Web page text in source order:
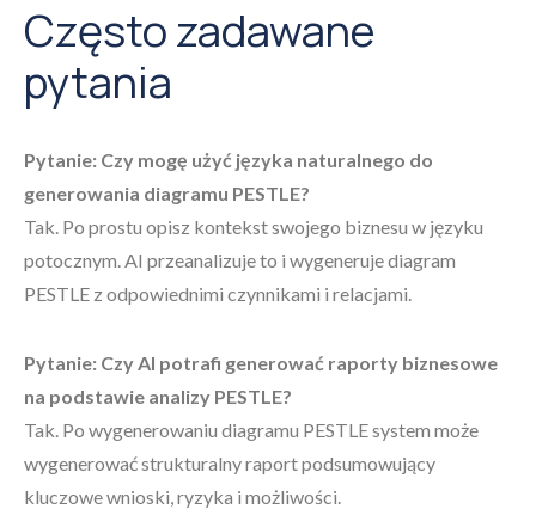
Często zadawane
pytania
Pytanie: Czy mogę użyć języka naturalnego do
generowania diagramu PESTLE?
Tak. Po prostu opisz kontekst swojego biznesu w języku
potocznym. AI przeanalizuje to i wygeneruje diagram
PESTLE z odpowiednimi czynnikami i relacjami.
Pytanie: Czy AI potrafi generować raporty biznesowe
na podstawie analizy PESTLE?
Tak. Po wygenerowaniu diagramu PESTLE system może
wygenerować strukturalny raport podsumowujący
kluczowe wnioski, ryzyka i możliwości.